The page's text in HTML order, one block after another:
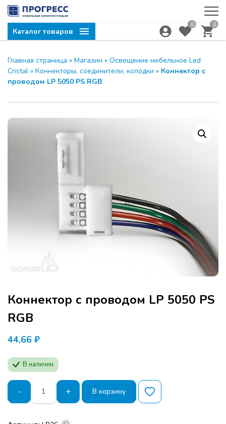
Каталог товаров
0 0
Главная страница » Магазин » Освещение мебельное Led
Cristal » Коннекторы, соединители, колодки » Коннектор с
проводом LP 5050 PS RGB
Коннектор с проводом LP 5050 PS
RGB
44,66 ₽
В наличии
-
Количество
товара
Коннектор
+ В корзину